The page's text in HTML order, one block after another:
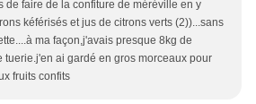
de faire de la confiture de méréville en y
kéférisés et jus de citrons verts (2))...sans
ma façon,j'avais presque 8kg de
tuerie.j'en ai gardé en gros morceaux pour
fruits confits